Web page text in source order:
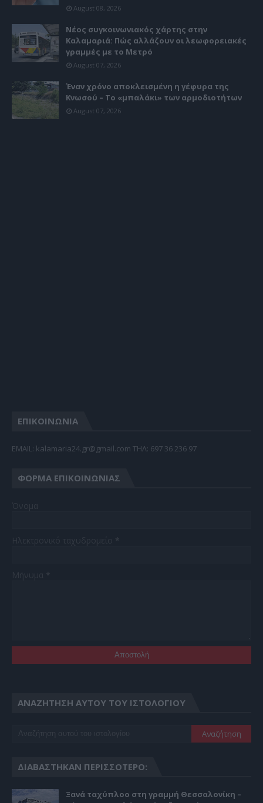
August 08, 2026
Νέος συγκοινωνιακός χάρτης στην
Καλαμαριά: Πώς αλλάζουν οι λεωφορειακές
γραμμές με το Μετρό
August 07, 2026
Έναν χρόνο αποκλεισμένη η γέφυρα της
Κνωσού – Το «μπαλάκι» των αρμοδιοτήτων
August 07, 2026
ΕΠΙΚΟΙΝΩΝΙΑ
EMAIL: kalamaria24.gr@gmail.com TΗΛ: 697 36 236 97
ΦΌΡΜΑ ΕΠΙΚΟΙΝΩΝΊΑΣ
ΑΝΑΖΉΤΗΣΗ ΑΥΤΟΎ ΤΟΥ ΙΣΤΟΛΟΓΊΟΥ
ΔΙΑΒΆΣΤΗΚΑΝ ΠΕΡΙΣΣΌΤΕΡΟ:
Ξανά ταχύπλοο στη γραμμή Θεσσαλονίκη –